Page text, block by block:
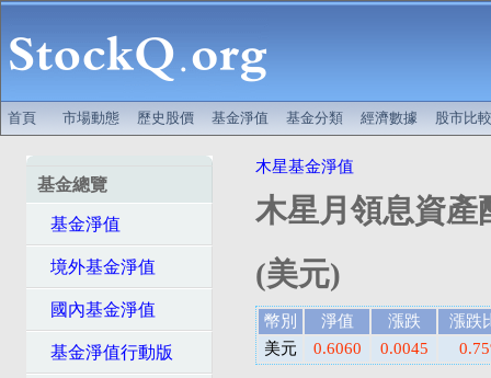
首頁 市場動態 歷史股價 基金淨值 基金分類 經濟數據 股市比較
基金總覽
基金淨值
境外基金淨值
國內基金淨值
基金淨值行動版
木星基金淨值
木星月領息資產
(美元)
幣別 淨值 漲跌
漲跌
美元
0.6060 0.0045